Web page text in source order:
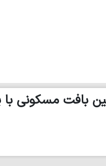
بافت مسکونی با